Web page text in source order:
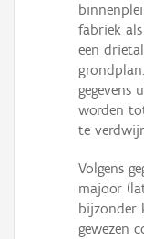
fabriek
een
gegevens
worden
te
Volgens
majoor
bijzonder
gewezen